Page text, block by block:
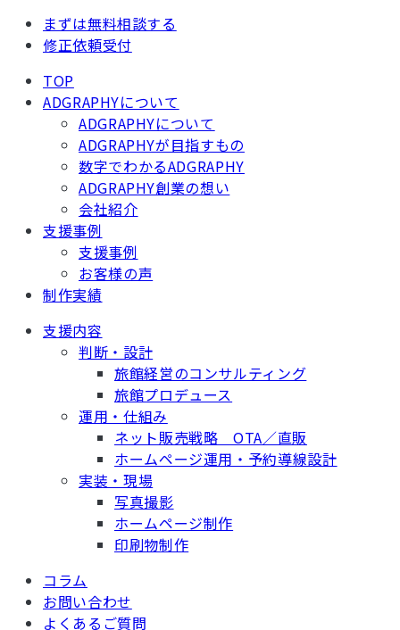
まずは無料相談する
修正依頼受付
TOP
ADGRAPHYについて
ADGRAPHYについて
ADGRAPHYが目指すもの
数字でわかるADGRAPHY
ADGRAPHY創業の想い
会社紹介
支援事例
支援事例
お客様の声
制作実績
支援内容
判断・設計
旅館経営のコンサルティング
旅館プロデュース
運用・仕組み
ネット販売戦略 OTA／直販
ホームページ運用・予約導線設計
実装・現場
写真撮影
ホームページ制作
印刷物制作
コラム
お問い合わせ
よくあるご質問